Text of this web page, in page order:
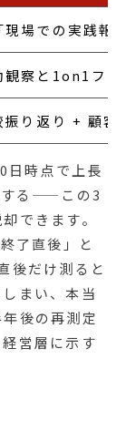
現場での実践
観察と1on1フ
振り返り + 顧客
日時点で上長
する——この3
できます。
了直後」と
後だけ測ると
まい、本当
後の再測定
営層に示す